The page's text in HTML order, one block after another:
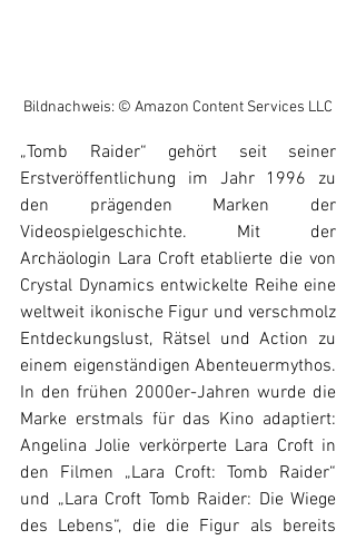
Bildnachweis: © Amazon Content Services LLC
„Tomb Raider“ gehört seit seiner
Erstveröffentlichung im Jahr 1996 zu
den prägenden Marken der
Videospielgeschichte. Mit der
Archäologin Lara Croft etablierte die von
Crystal Dynamics entwickelte Reihe eine
weltweit ikonische Figur und verschmolz
Entdeckungslust, Rätsel und Action zu
einem eigenständigen Abenteuermythos.
In den frühen 2000er-Jahren wurde die
Marke erstmals für das Kino adaptiert:
Angelina Jolie verkörperte Lara Croft in
den Filmen „Lara Croft: Tomb Raider“
und „Lara Croft Tomb Raider: Die Wiege
des Lebens“, die die Figur als bereits